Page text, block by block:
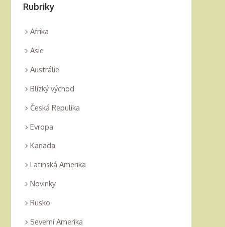
Rubriky
Afrika
Asie
Austrálie
Blízký východ
Česká Repulika
Evropa
Kanada
Latinská Amerika
Novinky
Rusko
Severní Amerika